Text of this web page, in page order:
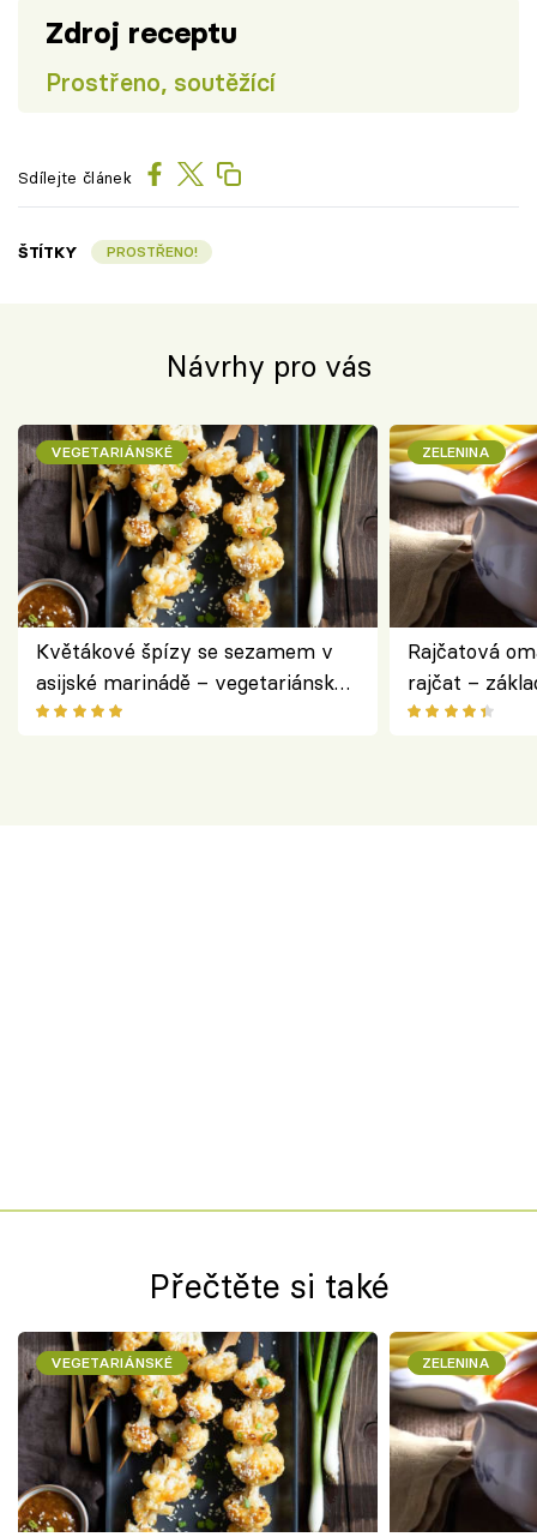
Zdroj receptu
Prostřeno, soutěžící
Sdílejte článek
ŠTÍTKY PROSTŘENO!
Návrhy pro vás
VEGETARIÁNSKÉ
Květákové špízy se sezamem v
asijské marinádě – vegetariánská
chuťovka z grilu
ZELENINA
Rajčatová
rajčat –
Přečtěte si také
VEGETARIÁNSKÉ ZELENINA